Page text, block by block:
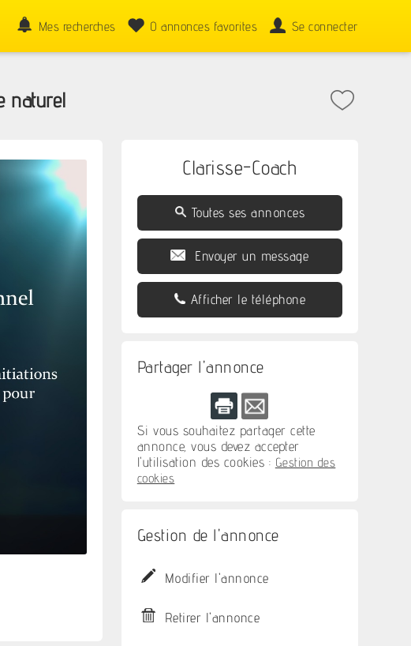
Mes recherches 0 annonces favorites Se connecter
naturel
Clarisse-Coach
Toutes ses annonces
Envoyer un message
Afficher le téléphone
Partager l'annonce
Si vous souhaitez partager cette
annonce, vous devez accepter
l'utilisation des cookies : Gestion des
cookies
Gestion de l'annonce
Modifier l'annonce
Retirer l'annonce